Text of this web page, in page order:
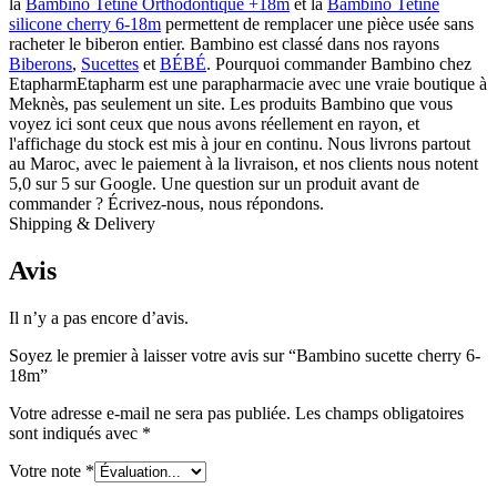
silicone cherry 6-18m permettent de remplacer une pièce usée sans
racheter le biberon entier. Bambino est classé dans nos rayons
Biberons, Sucettes et BÉBÉ. Pourquoi commander Bambino chez
EtapharmEtapharm est une parapharmacie avec une vraie boutique à
Meknès, pas seulement un site. Les produits Bambino que vous
voyez ici sont ceux que nous avons réellement en rayon, et
l'affichage du stock est mis à jour en continu. Nous livrons partout
au Maroc, avec le paiement à la livraison, et nos clients nous notent
5,0 sur 5 sur Google. Une question sur un produit avant de
commander ? Écrivez-nous, nous répondons.
Shipping & Delivery
Avis
Il n’y a pas encore d’avis.
Soyez le premier à laisser votre avis sur “Bambino sucette cherry 6-
18m”
Votre adresse e-mail ne sera pas publiée. Les champs obligatoires
sont indiqués avec *
Votre note *